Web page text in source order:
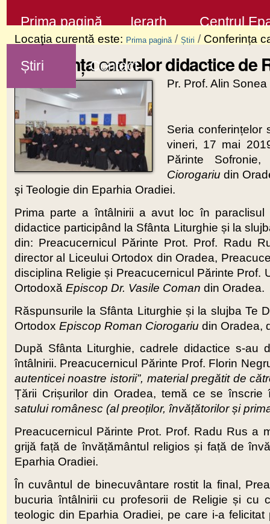
la
conţinut
Sari
la
navigare
Prima pagină Ierarh Centrul
Știri Contact
Locaţia curentă este: Prima pagină / Știri / Conferința
Conferința cadrelor didactice de
Pr. Prof. Alin Sonea
Seria conferințelor
vineri, 17 mai
Părinte
Ciorogariu din
şi Teologie din Eparhia Oradiei.
Prima parte a întâlnirii a avut loc în
didactice participând la Sfânta Liturghie și la
din: Preacucernicul Părinte Prot. Prof. Radu
director al Liceului Ortodox din Oradea,
disciplina Religie și Preacucernicul Părinte Prof.
Ortodoxă Episcop Dr. Vasile Coman din Oradea.
Răspunsurile la Sfânta Liturghie și la slujba Te
Ortodox Episcop Roman Ciorogariu din Oradea,
După Sfânta Liturghie, cadrele didactice s-
întâlnirii. Preacucernicul Părinte Prof. Florin
autenticei noastre istorii”, material pregătit de
Țării Crișurilor din Oradea, temă ce se
satului românesc (al preoților, învățătorilor și
Preacucernicul Părinte Prot. Prof. Radu Rus a
grijă față de învățământul religios și față de
Eparhia Oradiei.
În cuvântul de binecuvântare rostit la final,
bucuria întâlnirii cu profesorii de Religie și cu
teologic din Eparhia Oradiei, pe care i-a